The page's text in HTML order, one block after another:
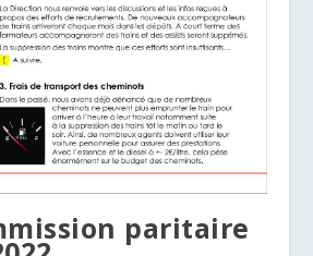
paritaire